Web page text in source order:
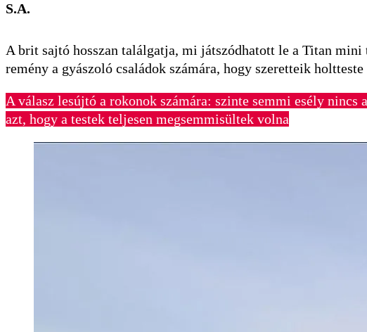
S.A.
A brit sajtó hosszan találgatja, mi játszódhatott le a Titan
remény a gyászoló családok számára, hogy szeretteik
A válasz lesújtó a rokonok számára: szinte semmi esély
azt, hogy a testek teljesen megsemmisültek volna